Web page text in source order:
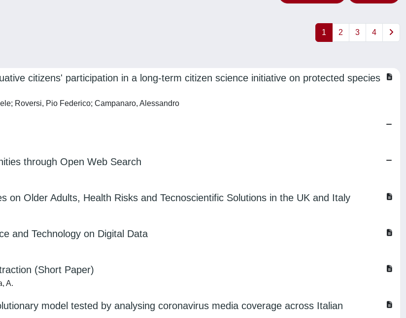
1 2 3 4
citizens' participation in a long-term citizen science initiative on protected species
Roversi, Pio Federico; Campanaro, Alessandro
through Open Web Search
on Older Adults, Health Risks and Tecnoscientific Solutions in the UK and Italy
and Technology on Digital Data
(Short Paper)
A.
model tested by analysing coronavirus media coverage across Italian